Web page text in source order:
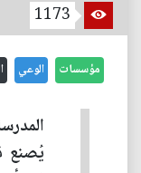
1173
مؤسسات الوعي
يُصنع